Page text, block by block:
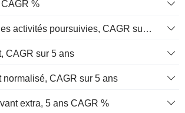
%
Bénéfices des activités poursuivies, CAGR sur 5 ans
CAGR sur 5 ans
normalisé, CAGR sur 5 ans
extra, 5 ans CAGR %